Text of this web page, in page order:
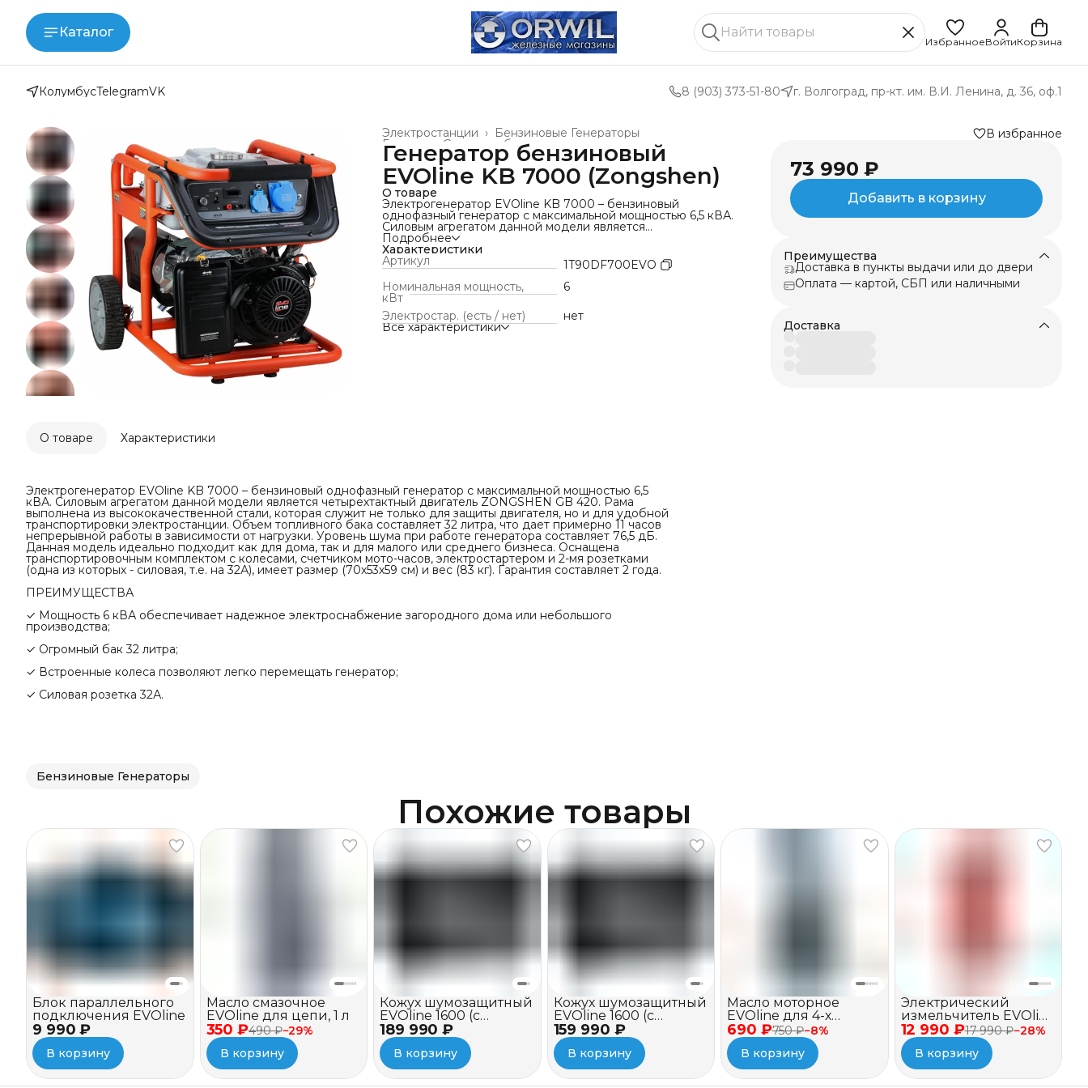
Каталог
ИзбранноеВойтиКорзина
КолумбусTelegramVK 8 (903) 373-51-80 г. Волгоград, пр-кт. им. В.И. Ленина, д. 36, оф.1
Бензиновые Генераторы
Электростанции ›
Силовое оборудование и техника
Главная
Генератор бензиновый
EVOline KB 7000 (Zongshen)
О товаре
Электрогенератор EVOline KB 7000 – бензиновый
однофазный генератор с максимальной мощностью 6,5 кВА.
Силовым агрегатом данной модели является
четырехтактный двигатель ZONGSHEN GB 420. Рама
выполнена из высококачественной стали, которая служит
не только для защиты двигателя, но и для удобной
транспортировки электростанции. Объем топливного бака
составляет 32 литра, что дает примерно 11 часов
непрерывной работы в зависимости от нагрузки. Уровень
шума при работе генератора составляет 76,5 дБ. Данная
модель идеально подходит как для дома, так и для малого
или среднего бизнеса. Оснащена транспортировочным
Подробнее
Характеристики
Артикул
1T90DF700EVO
Номинальная мощность,
кВт
6
Электростар. (есть / нет)
нет
Все характеристики
В избранное
73 990 ₽
Добавить в корзину
Преимущества
Доставка в пункты выдачи или до двери
Оплата — картой, СБП или наличными
Доставка
О товаре Характеристики
Электрогенератор EVOline KB 7000 – бензиновый однофазный генератор с максимальной мощностью 6,5
кВА. Силовым агрегатом данной модели является четырехтактный двигатель ZONGSHEN GB 420. Рама
выполнена из высококачественной стали, которая служит не только для защиты двигателя, но и для удобной
транспортировки электростанции. Объем топливного бака составляет 32 литра, что дает примерно 11 часов
непрерывной работы в зависимости от нагрузки. Уровень шума при работе генератора составляет 76,5 дБ.
Данная модель идеально подходит как для дома, так и для малого или среднего бизнеса. Оснащена
транспортировочным комплектом с колесами, счетчиком мото-часов, электростартером и 2-мя розетками
(одна из которых - силовая, т.е. на 32А), имеет размер (70х53х59 см) и вес (83 кг). Гарантия составляет 2 года.
ПРЕИМУЩЕСТВА
✓ Мощность 6 кВА обеспечивает надежное электроснабжение загородного дома или небольшого
производства;
✓ Огромный бак 32 литра;
✓ Встроенные колеса позволяют легко перемещать генератор;
✓ Силовая розетка 32А.
Бензиновые Генераторы
Похожие товары
9 990 ₽
Блок параллельного
подключения EVOline
В корзину
350 ₽490 ₽−29%
Масло смазочное
EVOline для цепи, 1 л
В корзину
189 990 ₽
Кожух шумозащитный
EVOline 1600 (c
вентилятором и
зимним пакетом)
В корзину
159 990 ₽
Кожух шумозащитный
EVOline 1600 (c
вентилятором)
В корзину
690 ₽750 ₽−8%
Масло моторное
EVOline для 4-х
тактных двигателей,
синтетическое, SAE
5W-30 API SN/CF, 1л
В корзину
12 990 ₽17 990 ₽−28%
Электрический
измельчитель EVOline
BSE 2500
В корзину